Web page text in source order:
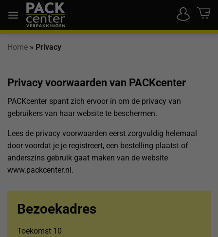
naar
inhoud
Home » Privacy
Privacy voorwaarden van PACKcenter
PACKcenter spant zich ervoor in om de privacy van
gebruikers van haar website te beschermen.
Lees de privacy voorwaarden eerst zorgvuldig helemaal
door voordat je je registreert, een bestelling plaatst of
anderszins gebruik gaat maken van de website
www.packcenter.nl.
Bezoekadres
Toekomst 10